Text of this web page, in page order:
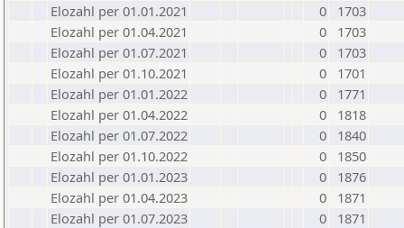
Elozahl per 01.01.2021
0
1703
Elozahl per 01.04.2021
0
1703
Elozahl per 01.07.2021
0
1703
Elozahl per 01.10.2021
0
1701
Elozahl per 01.01.2022
0
1771
Elozahl per 01.04.2022
0
1818
Elozahl per 01.07.2022
0
1840
Elozahl per 01.10.2022
0
1850
Elozahl per 01.01.2023
0
1876
Elozahl per 01.04.2023
0
1871
Elozahl per 01.07.2023
0
1871